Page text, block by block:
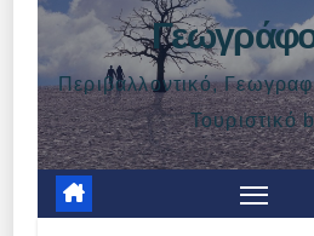
Περιβαλλοντικό,
Τουριστικό